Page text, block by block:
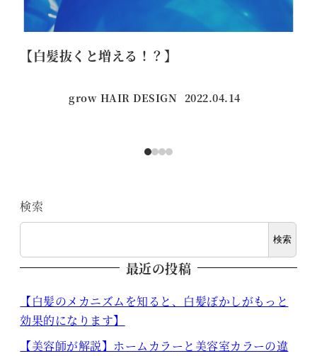
【白髪抜くと増える！？】
grow HAIR DESIGN 投稿日
2022.04.14
検索
検索
最近の投稿
【白髪のメカニズムを知ると、白髪ぼかしがもっと
効果的になります】
【美容師が解説】ホームカラーと美容室カラーの違